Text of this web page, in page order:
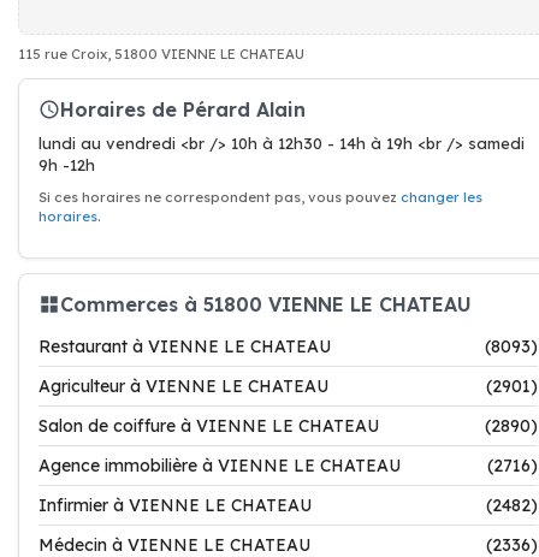
115 rue Croix, 51800 VIENNE LE CHATEAU
Horaires de Pérard Alain
lundi au vendredi <br /> 10h à 12h30 - 14h à 19h <br /> samedi
9h -12h
Si ces horaires ne correspondent pas, vous pouvez changer les
horaires.
Commerces à 51800 VIENNE LE CHATEAU
Restaurant à VIENNE LE CHATEAU
(8093)
Agriculteur à VIENNE LE CHATEAU
(2901)
Salon de coiffure à VIENNE LE CHATEAU
(2890)
Agence immobilière à VIENNE LE CHATEAU
(2716)
Infirmier à VIENNE LE CHATEAU
(2482)
Médecin à VIENNE LE CHATEAU
(2336)